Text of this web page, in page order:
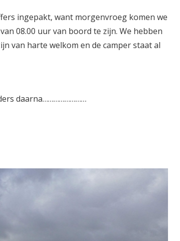
ingepakt, want morgenvroeg komen we
08.00 uur van boord te zijn. We hebben
van harte welkom en de camper staat al
daarna……………………